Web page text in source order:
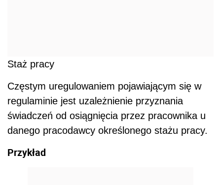
Staż pracy
Częstym uregulowaniem pojawiającym się w
regulaminie jest uzależnienie przyznania
świadczeń od osiągnięcia przez pracownika u
danego pracodawcy określonego stażu pracy.
Przykład